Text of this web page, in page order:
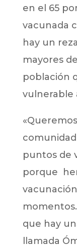
en el 65
vacunada
hay un
mayores
población
vulnerable
puntos de
porque
que hay
llamada